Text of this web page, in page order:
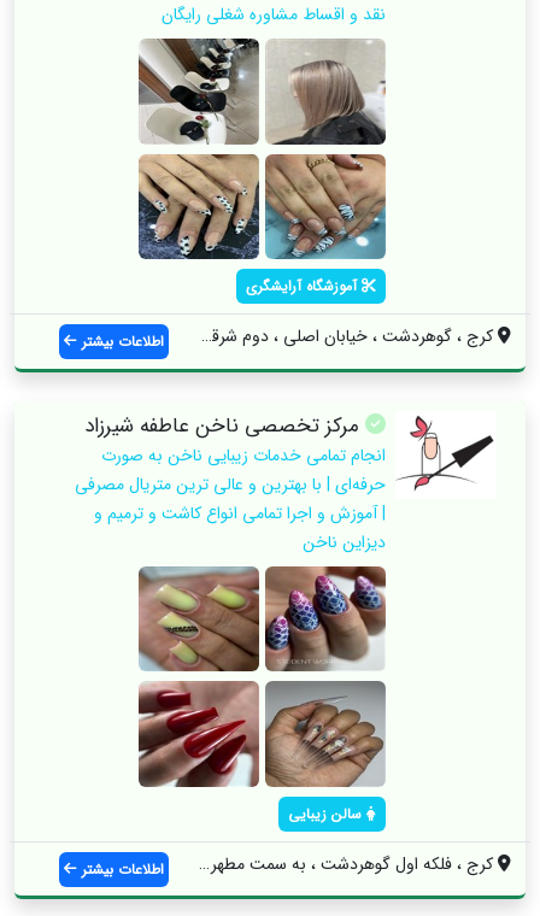
نقد و اقساط مشاوره شغلی رایگان
آموزشگاه آرایشگری
کرج ، گوهردشت ، خیابان اصلی ، دوم شرقی س... اطلاعات بیشتر
مرکز تخصصی ناخن عاطفه شیرزاد
انجام تمامی خدمات زیبایی ناخن به صورت
حرفه‌ای | با بهترین و عالی ترین متریال مصرفی
| آموزش و اجرا تمامی انواع کاشت و ترمیم و
دیزاین ناخن
سالن زیبایی
کرج ، فلکه اول گوهردشت ، به سمت مطهری ، ... اطلاعات بیشتر